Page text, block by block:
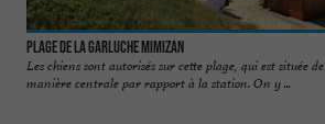
Plage de la Garluche Mimizan
Les chiens sont autorisés sur cette plage, qui est située de
manière centrale par rapport à la station. On y ...